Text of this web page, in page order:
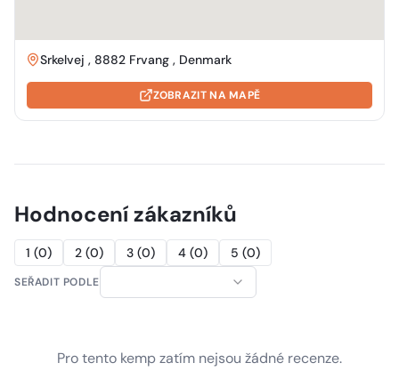
Srkelvej , 8882 Frvang , Denmark
ZOBRAZIT NA MAPĚ
Hodnocení zákazníků
1 (0) 2 (0) 3 (0) 4 (0) 5 (0)
SEŘADIT PODLE
Pro tento kemp zatím nejsou žádné recenze.